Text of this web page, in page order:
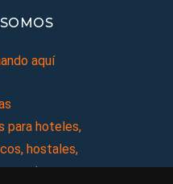
aquí
para hoteles,
hostales,
de